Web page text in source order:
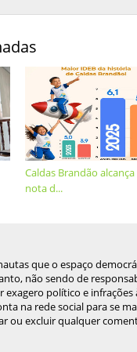
Caldas Brandão
nota d...
que o espaço
não sendo de
político e infrações
na rede social para se
ou excluir qualquer